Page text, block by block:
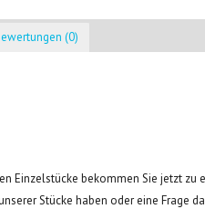
(0)
Einzelstücke bekommen Sie jetzt zu
Stücke haben oder eine Frage